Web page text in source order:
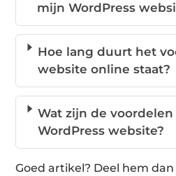
mijn WordPress
Hoe lang duurt het
website online staat?
Wat zijn de voordelen
WordPress website?
Goed artikel? Deel hem dan